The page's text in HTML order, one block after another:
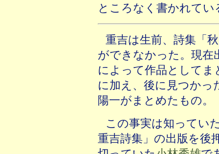
ところなく書かれてい
重吉は生前、詩集「
ができなかった。現在
によって作品として
に加え、後に見つかっ
陽一がまとめたもの。
この事実は知ってい
重吉詩集」の出版を後